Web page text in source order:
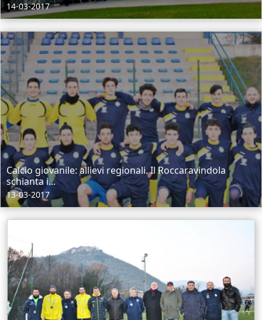
14-03-2017
Calcio giovanile: allievi regionali. Il Roccaravindola
schianta i...
13-03-2017